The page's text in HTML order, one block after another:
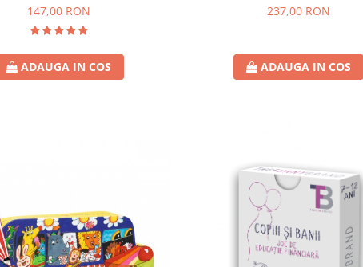
147,00 RON
ADAUGA IN COS
237,00 RON
ADAUGA IN COS